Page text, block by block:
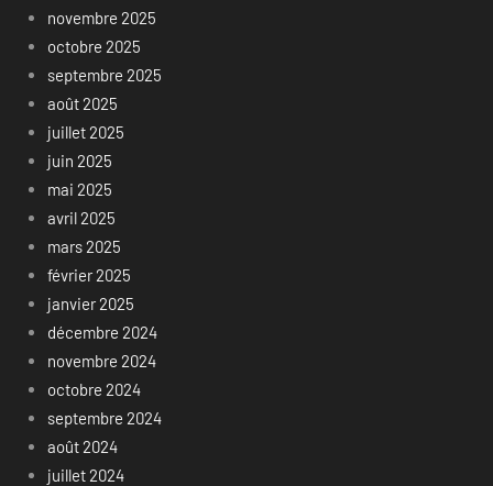
novembre 2025
octobre 2025
septembre 2025
août 2025
juillet 2025
juin 2025
mai 2025
avril 2025
mars 2025
février 2025
janvier 2025
décembre 2024
novembre 2024
octobre 2024
septembre 2024
août 2024
juillet 2024